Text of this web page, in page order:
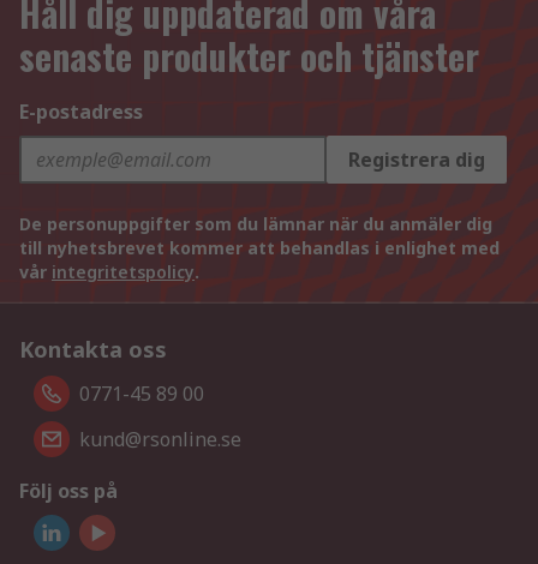
Håll dig uppdaterad om våra
senaste produkter och tjänster
E-postadress
Registrera dig
De personuppgifter som du lämnar när du anmäler dig
till nyhetsbrevet kommer att behandlas i enlighet med
vår integritetspolicy.
Kontakta oss
0771-45 89 00
kund@rsonline.se
Följ oss på